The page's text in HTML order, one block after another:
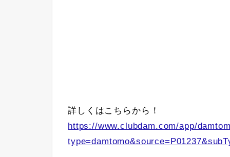
詳しくはこちらから！
https://www.clubdam.com/app/